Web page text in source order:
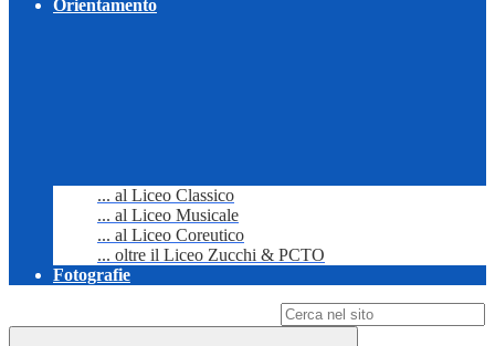
Orientamento
... al Liceo Classico
... al Liceo Musicale
... al Liceo Coreutico
... oltre il Liceo Zucchi & PCTO
Fotografie